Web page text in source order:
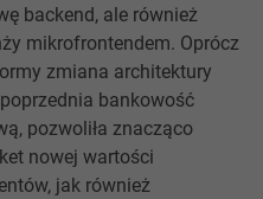
backend, ale również
mikrofrontendem. Oprócz
zmiana architektury
bankowość
pozwoliła znacząco
nowej wartości
jak również